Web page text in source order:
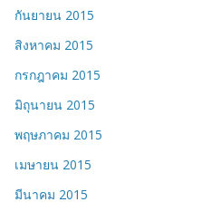
กันยายน 2015
สิงหาคม 2015
กรกฎาคม 2015
มิถุนายน 2015
พฤษภาคม 2015
เมษายน 2015
มีนาคม 2015